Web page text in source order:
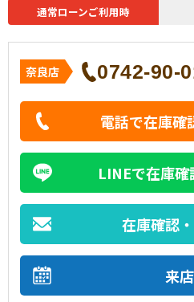
通常ローンご利用時
奈良店 0742-90-
電話で在庫確
LINEで在庫
在庫確認
来